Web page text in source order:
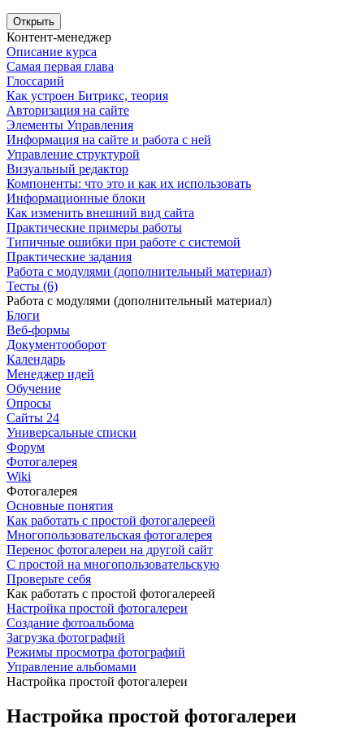
Открыть
Контент-менеджер
Описание курса
Самая первая глава
Глоссарий
Как устроен Битрикс, теория
Авторизация на сайте
Элементы Управления
Информация на сайте и работа с ней
Управление структурой
Визуальный редактор
Компоненты: что это и как их использовать
Информационные блоки
Как изменить внешний вид сайта
Практические примеры работы
Типичные ошибки при работе с системой
Практические задания
Работа с модулями (дополнительный материал)
Тесты (6)
Работа с модулями (дополнительный материал)
Блоги
Веб-формы
Документооборот
Календарь
Менеджер идей
Обучение
Опросы
Сайты 24
Универсальные списки
Форум
Фотогалерея
Wiki
Фотогалерея
Основные понятия
Как работать с простой фотогалереей
Многопользовательская фотогалерея
Перенос фотогалереи на другой сайт
С простой на многопользовательскую
Проверьте себя
Как работать с простой фотогалереей
Настройка простой фотогалереи
Создание фотоальбома
Загрузка фотографий
Режимы просмотра фотографий
Управление альбомами
Настройка простой фотогалереи
Настройка простой фотогалереи